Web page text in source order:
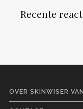
Recente
OVER SKINWISER